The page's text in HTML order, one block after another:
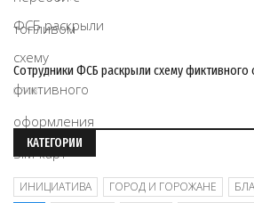
Сотрудники ФСБ раскрыли схему
07/08
КАТЕГОРИИ
ИНИЦИАТИВА ГОРОД И ГОРОЖАНЕ